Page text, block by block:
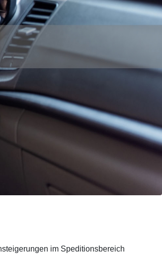
im Speditionsbereich